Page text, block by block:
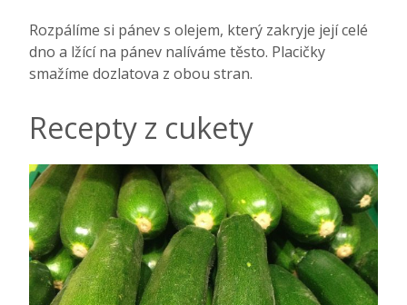
Rozpálíme si pánev s olejem, který zakryje její celé
dno a lžící na pánev nalíváme těsto. Placičky
smažíme dozlatova z obou stran.
Recepty z cukety